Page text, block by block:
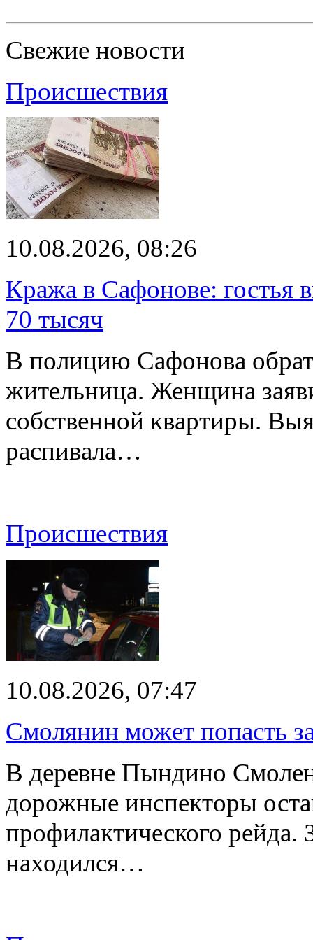
Свежие новости
Происшествия
10.08.2026, 08:26
Кража в Сафонове: гостья
70 тысяч
В полицию Сафонова
жительница. Женщина
собственной квартиры.
распивала…
Происшествия
10.08.2026, 07:47
Смолянин может попасть
В деревне Пындино
дорожные инспекторы
профилактического рейда.
находился…